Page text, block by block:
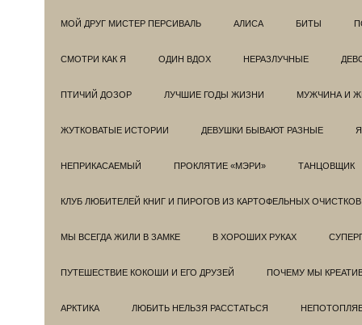
МОЙ ДРУГ МИСТЕР ПЕРСИВАЛЬ АЛИСА БИТЫ
СМОТРИ КАК Я ОДИН ВДОХ НЕРАЗЛУЧНЫЕ
ПТИЧИЙ ДОЗОР ЛУЧШИЕ ГОДЫ ЖИЗНИ МУЖЧИНА И
ЖУТКОВАТЫЕ ИСТОРИИ ДЕВУШКИ БЫВАЮТ РАЗНЫЕ
НЕПРИКАСАЕМЫЙ ПРОКЛЯТИЕ «МЭРИ» ТАНЦОВЩИК
КЛУБ ЛЮБИТЕЛЕЙ КНИГ И ПИРОГОВ ИЗ КАРТОФЕЛЬНЫХ ОЧИСТКОВ
МЫ ВСЕГДА ЖИЛИ В ЗАМКЕ В ХОРОШИХ РУКАХ
ПУТЕШЕСТВИЕ КОКОШИ И ЕГО ДРУЗЕЙ ПОЧЕМУ МЫ
АРКТИКА ЛЮБИТЬ НЕЛЬЗЯ РАССТАТЬСЯ